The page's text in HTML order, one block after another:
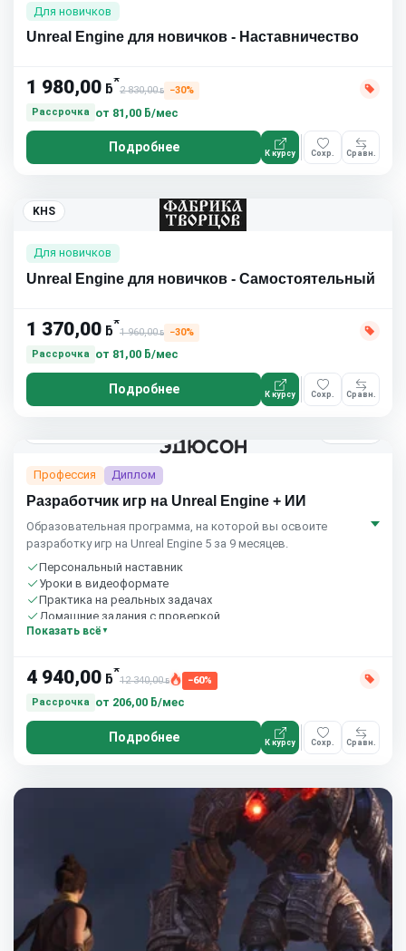
Для новичков
Unreal Engine для новичков - Наставничество
1 980,00 ƃ*
2 830,00ƃ
−30%
Рассрочка
от 81,00 ƃ/мес
Подробнее К курсу Сохр. Сравн.
KHS
Для новичков
Unreal Engine для новичков - Самостоятельный
1 370,00 ƃ*
1 960,00ƃ
−30%
Рассрочка
от 81,00 ƃ/мес
Подробнее К курсу Сохр. Сравн.
Профессия Диплом
Разработчик игр на Unreal Engine + ИИ
Образовательная программа, на которой вы освоите
разработку игр на Unreal Engine 5 за 9 месяцев.
Персональный наставник
Уроки в видеоформате
Практика на реальных задачах
Домашние задания с проверкой
Бесплатный пробный урок
Показать всё
4 940,00 ƃ*
12 340,00ƃ
−60%
Рассрочка
от 206,00 ƃ/мес
Подробнее К курсу Сохр. Сравн.